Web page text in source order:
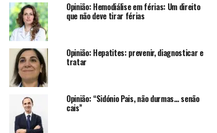
Opinião: Hemodiálise em férias: Um direito
que não deve tirar férias
Opinião: Hepatites: prevenir, diagnosticar e
tratar
Opinião: “Sidónio Pais, não durmas… senão
cais”